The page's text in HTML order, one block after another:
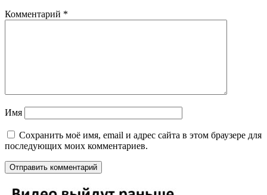
Комментарий *
Имя
Сохранить моё имя, email и адрес сайта в этом браузере для
последующих моих комментариев.